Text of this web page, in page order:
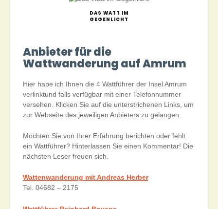
DAS WATT IM
GEGENLICHT
Anbieter für die
Wattwanderung auf Amrum
Hier habe ich Ihnen die 4 Wattführer der Insel Amrum
verlinktund falls verfügbar mit einer Telefonnummer
versehen. Klicken Sie auf die unterstrichenen Links, um
zur Webseite des jeweiligen Anbieters zu gelangen.
Möchten Sie von Ihrer Erfahrung berichten oder fehlt
ein Wattführer? Hinterlassen Sie einen Kommentar! Die
nächsten Leser freuen sich.
Wattenwanderung mit Andreas Herber
Tel. 04682 – 2175